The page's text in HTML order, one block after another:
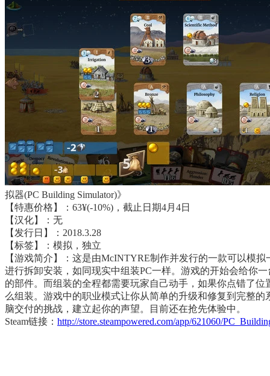
拟器(PC Building Simulator)》
【特惠价格】：63¥(-10%)，截止日期4月4日
【汉化】：无
【发行日】：2018.3.28
【标签】：模拟，独立
【游戏简介】：这是由McINTYRE制作并发行的一款可以模
进行拆卸安装，如同现实中组装PC一样。游戏的开始会给你
的部件。而组装的全程都需要玩家自己动手，如果你点错了
么组装。游戏中的职业模式让你从简单的升级和修复到完整
脑交付的挑战，建立起你的声望。目前还在抢先体验中。
Steam链接： http://store.steampowered.com/app/621060/